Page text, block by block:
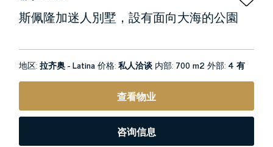
斯佩隆加迷人別墅，設有面向大海的公園
地区:拉齐奥 - Latina价格:私人洽谈 内部: 700 m2外部: 4 有
查看物业
咨询信息